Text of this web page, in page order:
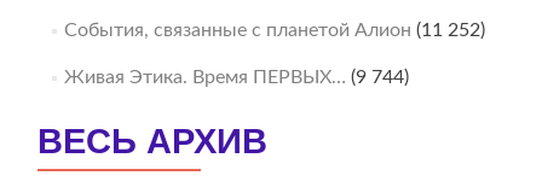
События, связанные с планетой Алион (11 252)
Живая Этика. Время ПЕРВЫХ… (9 744)
ВЕСЬ АРХИВ